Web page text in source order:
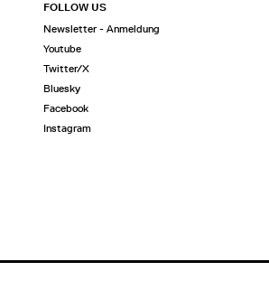
FOLLOW US
Newsletter - Anmeldung
Youtube
Twitter/X
Bluesky
Facebook
Instagram